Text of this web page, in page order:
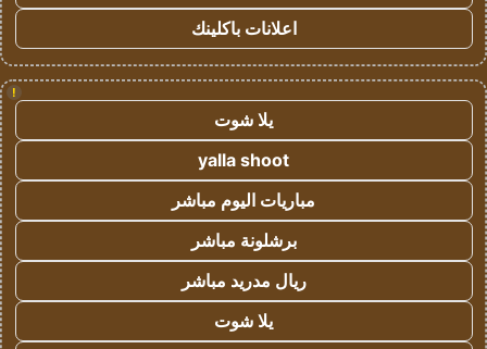
اعلانات باكلينك
!
يلا شوت
yalla shoot
مباريات اليوم مباشر
برشلونة مباشر
ريال مدريد مباشر
يلا شوت